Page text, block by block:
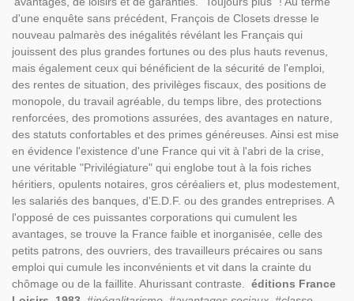
d'une enquête sans précédent, François de Closets dresse le
nouveau palmarès des inégalités révélant les Français qui
jouissent des plus grandes fortunes ou des plus hauts revenus,
mais également ceux qui bénéficient de la sécurité de l'emploi,
des rentes de situation, des privilèges fiscaux, des positions de
monopole, du travail agréable, du temps libre, des protections
renforcées, des promotions assurées, des avantages en nature,
des statuts confortables et des primes généreuses. Ainsi est mise
en évidence l'existence d'une France qui vit à l'abri de la crise,
une véritable "Privilégiature" qui englobe tout à la fois riches
héritiers, opulents notaires, gros céréaliers et, plus modestement,
les salariés des banques, d'E.D.F. ou des grandes entreprises. A
l'opposé de ces puissantes corporations qui cumulent les
avantages, se trouve la France faible et inorganisée, celle des
petits patrons, des ouvriers, des travailleurs précaires ou sans
emploi qui cumule les inconvénients et vit dans la crainte du
chômage ou de la faillite. Ahurissant contraste. éditions France